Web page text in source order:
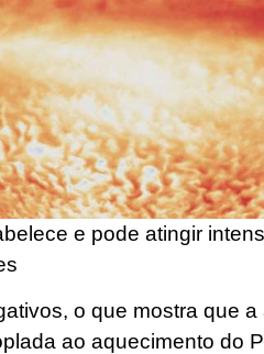
e pode atingir
o que mostra que a
ao aquecimento do